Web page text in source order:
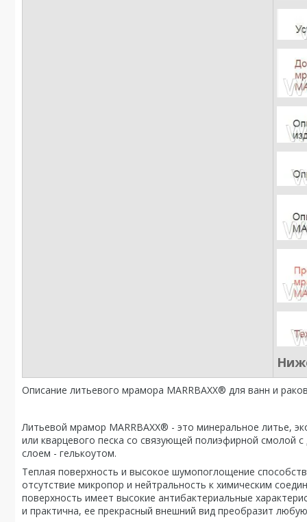
Описание литьевого мрамора MARRBAXX® для ванн и
Литьевой мрамор MARRBAXX® - это минеральное литье,
или кварцевого песка со связующей полиэфирной смолой
слоем - гелькоутом.
Теплая поверхность и высокое шумопоглощение
отсутствие микропор и нейтральность к химическим
поверхность имеет высокие антибактериальные
и практична, ее прекрасный внешний вид преобразит